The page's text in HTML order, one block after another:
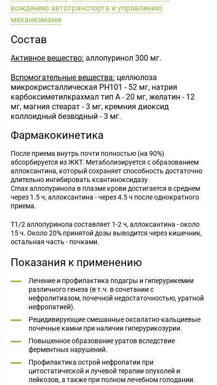
вождению автотранспорта и управлению
механизмами
Состав
Активное вещество: аллопуринол 300 мг.
Вспомогательные вещества: целлюлоза
микрокристаллическая РН101 - 52 мг, натрия
карбоксиметилкрахмал тип А - 20 мг, желатин - 12
мг, магния стеарат - 3 мг, кремния диоксид
коллоидный безводный - 3 мг.
Фармакокинетика
После приема внутрь почти полностью (на 90%)
абсорбируется из ЖКТ. Метаболизируется с образованием
аллоксантина, который сохраняет способность достаточно
длительно ингибировать ксантиноксидазу.
Cmax аллопуринола в плазме крови достигается в среднем
через 1.5 ч, аллоксантина - через 4.5 ч после однократного
приема.
T1/2 аллопуринола составляет 1-2 ч, аллоксантина - около
15 ч. Около 20% принятой дозы выводится через кишечник,
остальная часть - почками.
Показания к применению
Лечение и профилактика подагры и гиперурикемии
различного генеза (в т.ч. в сочетании с
нефролитиазом, почечной недостаточностью, уратной
нефропатией).
Рецидивирующие смешанные оксалатно-кальциевые
почечные камни при наличии гиперурикозурии.
Повышенное образование уратов вследствие
ферментных нарушений.
Профилактика острой нефропатии при
цитостатической и лучевой терапии опухолей и
лейкозов, а также при полном лечебном голодании.